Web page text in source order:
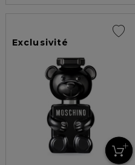
Exclusivité